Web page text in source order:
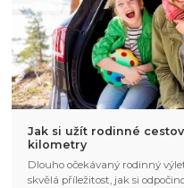
Jak si užít rodinné
kilometry
Dlouho očekávaný rodinný
skvělá příležitost, jak si